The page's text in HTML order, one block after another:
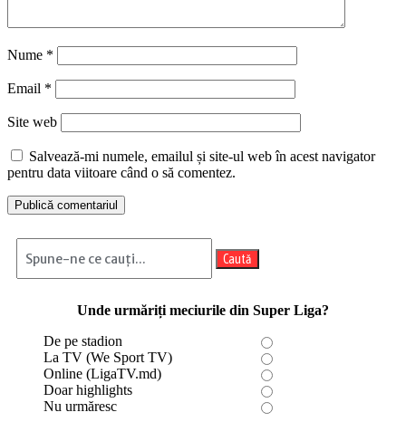
Nume *
Email *
Site web
Salvează-mi numele, emailul și site-ul web în acest navigator
pentru data viitoare când o să comentez.
Caută
Unde urmăriți meciurile din Super Liga?
De pe stadion
La TV (We Sport TV)
Online (LigaTV.md)
Doar highlights
Nu urmăresc